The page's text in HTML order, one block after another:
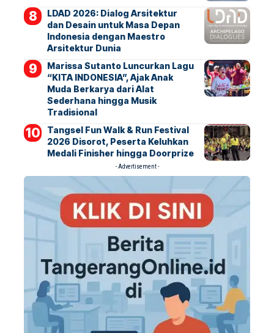
LDAD 2026: Dialog Arsitektur
dan Desain untuk Masa Depan
Indonesia dengan Maestro
Arsitektur Dunia
Marissa Sutanto Luncurkan Lagu
“KITA INDONESIA”, Ajak Anak
Muda Berkarya dari Alat
Sederhana hingga Musik
Tradisional
Tangsel Fun Walk & Run Festival
2026 Disorot, Peserta Keluhkan
Medali Finisher hingga Doorprize
- Advertisement -